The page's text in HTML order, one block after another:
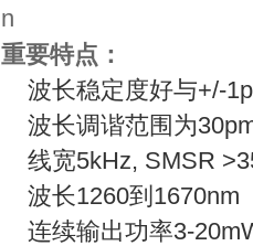
n
重要特点：
波长稳定度好与+/-
波长调谐范围为
线宽5kHz, SMSR
波长1260到1670nm
连续输出功率3-